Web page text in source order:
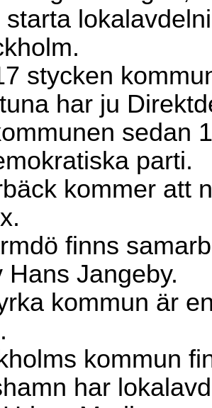
starta
stycken
har ju
sedan
parti.
kommer att
finns
Hans Jangeby.
kommun är
kommun
har